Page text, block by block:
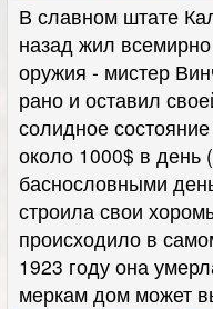
В славном штате
назад жил
оружия - мистер
рано и оставил
солидное
около 1000$ в день
баснословными
строила свои
происходило в
1923 году она
меркам дом может